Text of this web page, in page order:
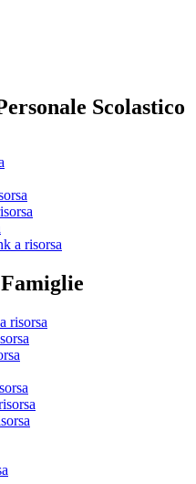
Scolastico
a risorsa
risorsa